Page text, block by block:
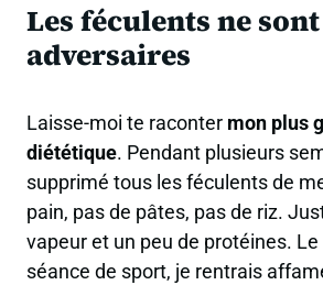
Les féculents ne
adversaires
Laisse-moi te raconter mon plus
diététique. Pendant plusieurs
supprimé tous les féculents de
pain, pas de pâtes, pas de riz.
vapeur et un peu de protéines. Le
séance de sport, je rentrais